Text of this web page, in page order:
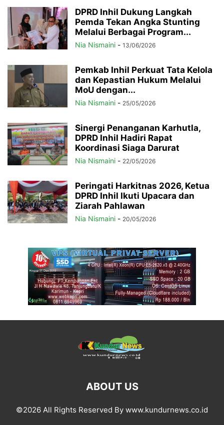
DPRD Inhil Dukung Langkah
Pemda Tekan Angka Stunting
Melalui Berbagai Program...
Nia Nismaini - 13/06/2026
Pemkab Inhil Perkuat Tata Kelola
dan Kepastian Hukum Melalui
MoU dengan...
Nia Nismaini - 25/05/2026
Sinergi Penanganan Karhutla,
DPRD Inhil Hadiri Rapat
Koordinasi Siaga Darurat
Nia Nismaini - 22/05/2026
Peringati Harkitnas 2026, Ketua
DPRD Inhil Ikuti Upacara dan
Ziarah Pahlawan
Nia Nismaini - 20/05/2026
ABOUT US
©2026 All Rights Reserved By www.kundurnews.co.id